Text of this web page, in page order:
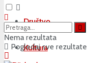
Društvo
Kultura
Nema rezultata
Pogledaj sve rezultate